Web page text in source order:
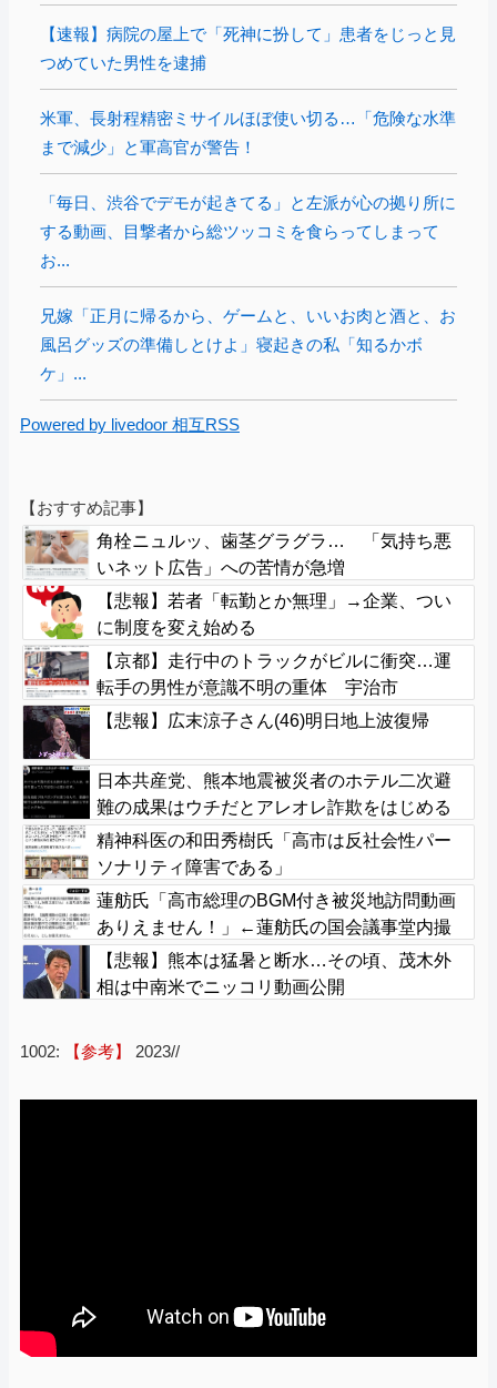
【速報】病院の屋上で「死神に扮して」患者をじっと見
つめていた男性を逮捕
米軍、長射程精密ミサイルほぼ使い切る…「危険な水準
まで減少」と軍高官が警告！
「毎日、渋谷でデモが起きてる」と左派が心の拠り所に
する動画、目撃者から総ツッコミを食らってしまって
お...
兄嫁「正月に帰るから、ゲームと、いいお肉と酒と、お
風呂グッズの準備しとけよ」寝起きの私「知るかボ
ケ」...
Powered by livedoor 相互RSS
【おすすめ記事】
角栓ニュルッ、歯茎グラグラ… 「気持ち悪
いネット広告」への苦情が急増
【悲報】若者「転勤とか無理」→企業、つい
に制度を変え始める
【京都】走行中のトラックがビルに衝突…運
転手の男性が意識不明の重体 宇治市
【悲報】広末涼子さん(46)明日地上波復帰
日本共産党、熊本地震被災者のホテル二次避
難の成果はウチだとアレオレ詐欺をはじめる
精神科医の和田秀樹氏「高市は反社会性パー
ソナリティ障害である」
蓮舫氏「高市総理のBGM付き被災地訪問動画
ありえません！」←蓮舫氏の国会議事堂内撮
影が掘り返される
【悲報】熊本は猛暑と断水…その頃、茂木外
相は中南米でニッコリ動画公開
1002: 【参考】 2023//